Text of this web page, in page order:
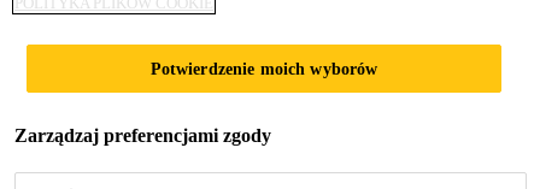
DOCUMENTS
Potwierdzenie moich wyborów
Zarządzaj preferencjami zgody